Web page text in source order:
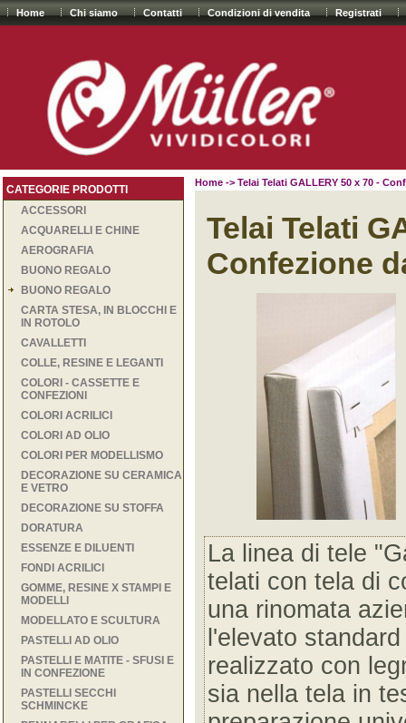
Home Chi siamo Contatti Condizioni di vendita Registrati
CATEGORIE PRODOTTI
ACCESSORI
ACQUARELLI E CHINE
AEROGRAFIA
BUONO REGALO
BUONO REGALO
CARTA STESA, IN BLOCCHI E
IN ROTOLO
CAVALLETTI
COLLE, RESINE E LEGANTI
COLORI - CASSETTE E
CONFEZIONI
COLORI ACRILICI
COLORI AD OLIO
COLORI PER MODELLISMO
DECORAZIONE SU CERAMICA
E VETRO
DECORAZIONE SU STOFFA
DORATURA
ESSENZE E DILUENTI
FONDI ACRILICI
GOMME, RESINE X STAMPI E
MODELLI
MODELLATO E SCULTURA
PASTELLI AD OLIO
PASTELLI E MATITE - SFUSI E
IN CONFEZIONE
PASTELLI SECCHI
SCHMINCKE
Home -> Telai Telati GALLERY 50 x 70 -
Telai Telati
Confezione
La linea di tele
telati con tela di
una rinomata
l'elevato
realizzato con
sia nella tela in